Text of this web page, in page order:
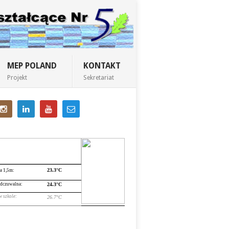
MEP POLAND
Projekt
KONTAKT
Sekretariat